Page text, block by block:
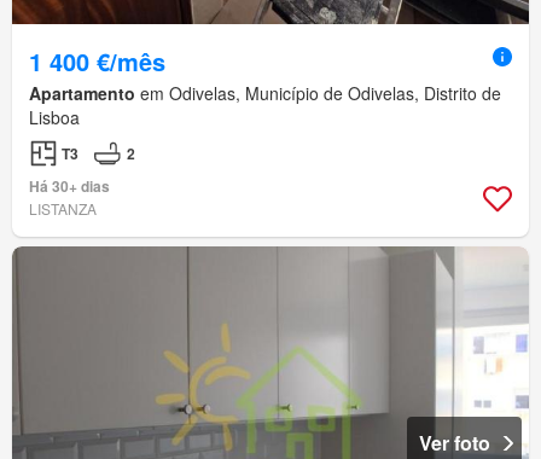
1 400 €/mês
Apartamento em Odivelas, Município de Odivelas, Distrito de
Lisboa
T3
2
Há 30+ dias
LISTANZA
Ver foto